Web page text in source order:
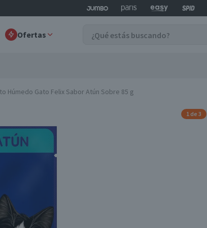
Ofertas
Húmedo Gato Felix Sabor Atún Sobre 85 g
1 de 3